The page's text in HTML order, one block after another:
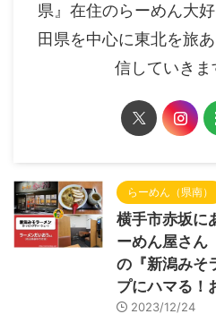
県』在住のらーめん大
田県を中心に東北を旅
らーめん（県南）
横手市赤坂に
ーめん屋さん
の『新潟みそ
プにハマる！
2023/12/24